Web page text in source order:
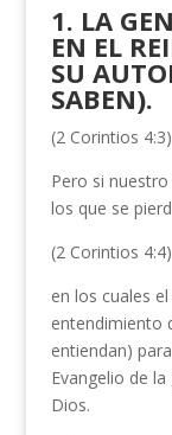
1. LA
EN EL
SU
SABEN).
(2 Corintios 4:3)
Pero si
los que se
(2 Corintios 4:4)
en los cuales
entendimiento
entiendan)
Evangelio de
Dios.